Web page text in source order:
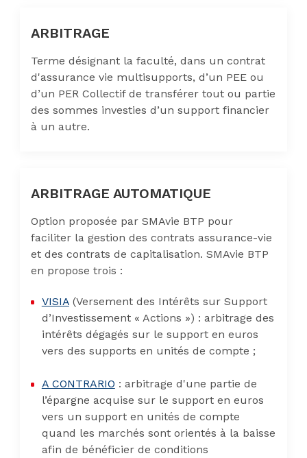
ARBITRAGE
Terme désignant la faculté, dans un contrat
d'assurance vie multisupports, d’un PEE ou
d’un PER Collectif de transférer tout ou partie
des sommes investies d’un support financier
à un autre.
ARBITRAGE AUTOMATIQUE
Option proposée par SMAvie BTP pour
faciliter la gestion des contrats assurance-vie
et des contrats de capitalisation. SMAvie BTP
en propose trois :
VISIA(Versement des Intérêts sur Support
d’Investissement « Actions ») : arbitrage des
intérêts dégagés sur le support en euros
vers des supports en unités de compte ;
A CONTRARIO : arbitrage d'une partie de
l’épargne acquise sur le support en euros
vers un support en unités de compte
quand les marchés sont orientés à la baisse
afin de bénéficier de conditions